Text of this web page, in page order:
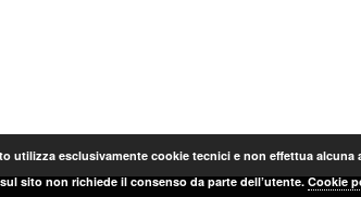
utilizza esclusivamente cookie tecnici e non effettua
sul sito non richiede il consenso da parte dell’utente.Cookie